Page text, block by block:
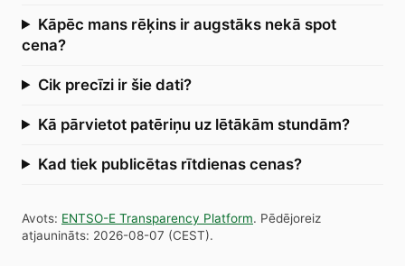
Kāpēc mans rēķins ir augstāks nekā spot
cena?
Cik precīzi ir šie dati?
Kā pārvietot patēriņu uz lētākām stundām?
Kad tiek publicētas rītdienas cenas?
Avots: ENTSO-E Transparency Platform. Pēdējoreiz
atjaunināts: 2026-08-07 (CEST).